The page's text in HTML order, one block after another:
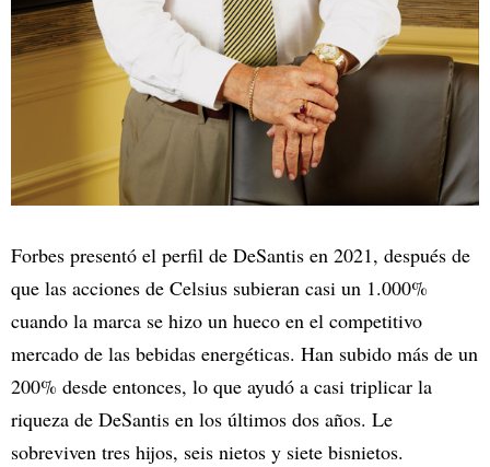
Forbes presentó el perfil de DeSantis en 2021, después de
que las acciones de Celsius subieran casi un 1.000%
cuando la marca se hizo un hueco en el competitivo
mercado de las bebidas energéticas. Han subido más de un
200% desde entonces, lo que ayudó a casi triplicar la
riqueza de DeSantis en los últimos dos años. Le
sobreviven tres hijos, seis nietos y siete bisnietos.